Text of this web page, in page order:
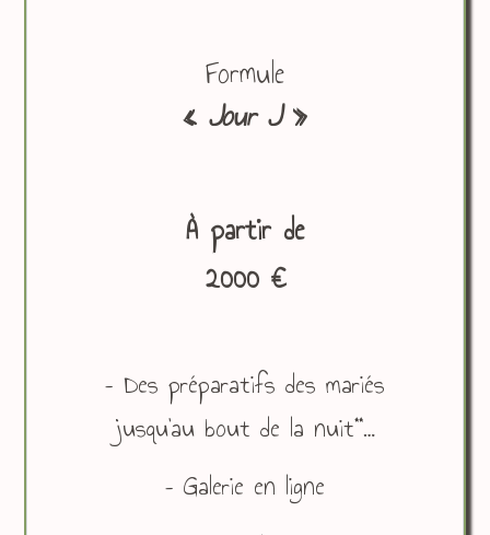
Formule
« Jour J»
À partir de
2000 €
– Des préparatifs des mariés
jusqu’au bout de la nuit**…
– Galerie en ligne